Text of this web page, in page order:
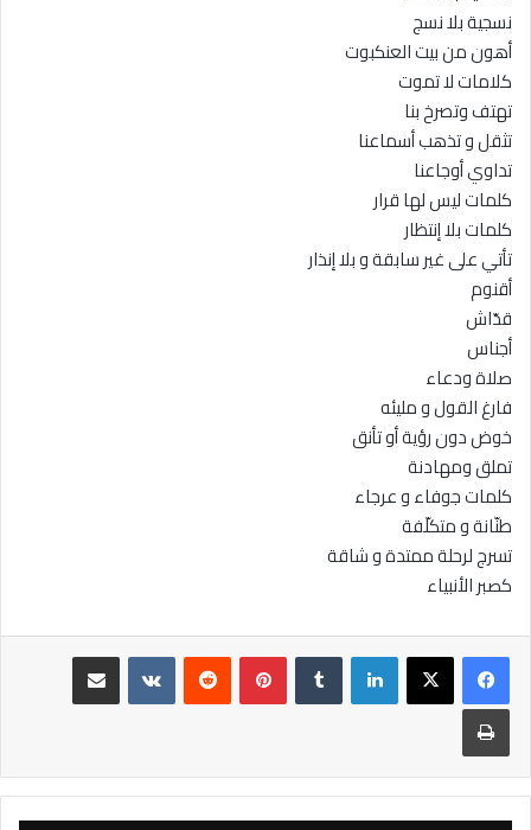
نسجية بلا نسج
أهون من بيت العنكبوت
كلامات لا تموت
تهتف وتصرخ بنا
تثقل و تذهب أسماعنا
تداوي أوجاعنا
كلمات ليس لها قرار
كلمات بلا إنتظار
تأتي على غير سابقة و بلا إنذار
أقنوم
قدّاش
أجناس
صلاة ودعاء
فارغ القول و مليئه
خوض دون رؤية أو تأنق
تملق ومهادنة
كلمات جوفاء و عرجاء
طنّانة و متكلّفة
تسرج لرحلة ممتدة و شاقة
كصبر الأنبياء
لينكدإن بينتيريست
مشاركة عبر البريد
طباعة